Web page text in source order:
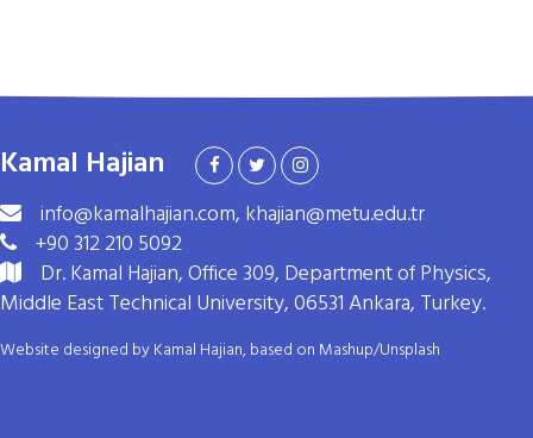
Kamal Hajian
info@kamalhajian.com, khajian@metu.edu.tr
+90 312 210 5092
Dr. Kamal Hajian, Office 309, Department of Physics,
Middle East Technical University, 06531 Ankara, Turkey.
Website designed by Kamal Hajian, based on Mashup/Unsplash